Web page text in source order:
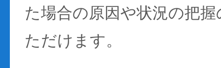
た場合の原因や状況の把
ただけます。